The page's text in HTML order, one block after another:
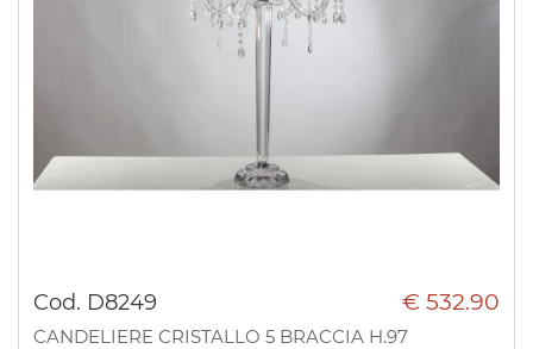
Cod. D8249 € 532.90
CANDELIERE CRISTALLO 5 BRACCIA H.97